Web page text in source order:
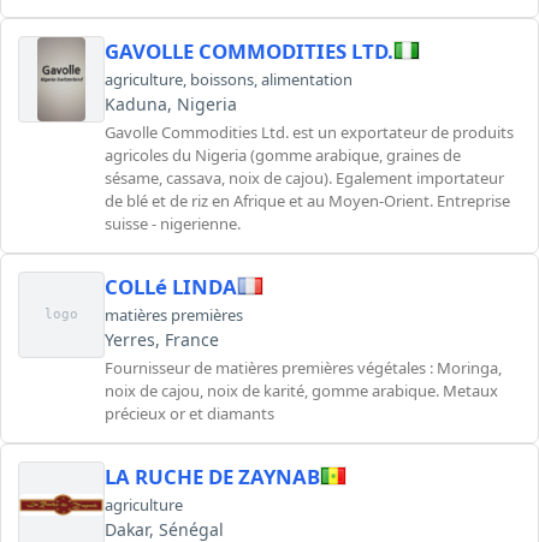
GAVOLLE COMMODITIES LTD.
agriculture, boissons,alimentation
Kaduna, Nigeria
Gavolle Commodities Ltd. est un exportateur de produits
agricoles du Nigeria (gomme arabique, graines de
sésame, cassava, noix de cajou). Egalement importateur
de blé et de riz en Afrique et au Moyen-Orient. Entreprise
suisse - nigerienne.
logo
COLLé LINDA
matières premières
Yerres, France
Fournisseur de matières premières végétales : Moringa,
noix de cajou, noix de karité, gomme arabique. Metaux
précieux or et diamants
LA RUCHE DE ZAYNAB
agriculture
Dakar, Sénégal